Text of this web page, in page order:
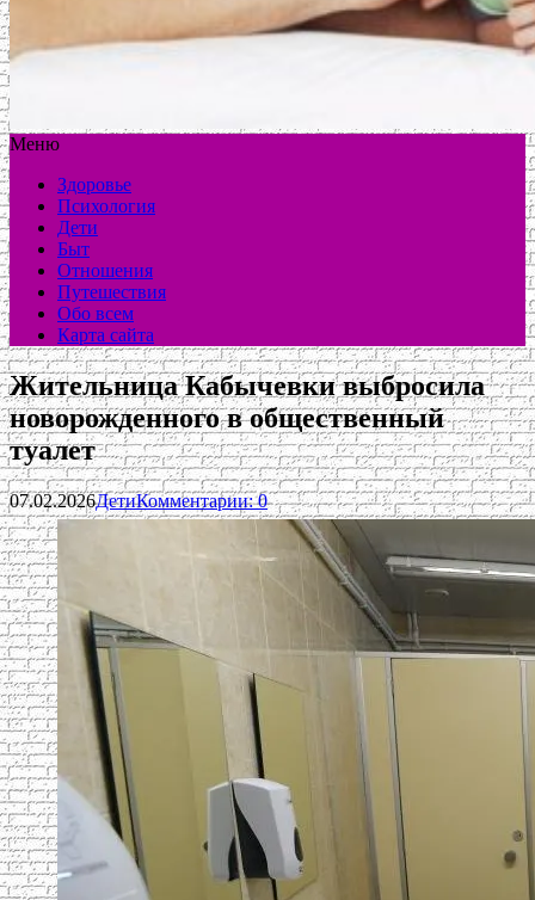
Меню
Здоровье
Психология
Дети
Быт
Отношения
Путешествия
Обо всем
Карта сайта
Жительница Кабычевки выбросила
новорожденного в общественный
туалет
07.02.2026ДетиКомментарии: 0